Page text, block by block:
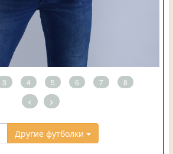
3 4 5 6 7 8
< >
Другие футболки